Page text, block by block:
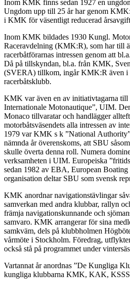
Inom KMK finns sedan 1927 en
Ungdom upp till 25 år har genom
i KMK för väsentligt reducerad
Inom KMK bildades 1930 Kungl.
Raceravdelning (KMK:R), som har till
racerbåtförarnas intressen genom att
Då på tillskyndan, bl.a. från KMK,
(SVERA) tillkom, ingår KMK:R även i
racerbåtsklubb.
KMK var även en av initiativtagarna till
Internationale Motonautique”, UIM.
Monaco tillvaratar och handlägger
motorbåtsväsendets alla intressen av
1979 var KMK s k ”National
nämnda år överenskoms, att SBU
skulle överta denna roll. Numera
verksamheten i UIM. Europeiska
sedan 1982 av EBA, European
organisation deltar SBU som svensk
KMK anordnar navigationstävlingar
samverkan med andra klubbar, rallyn
främja navigationskunnande och
samvaro. KMK arrangerar för sina
samkväm, dels på klubbholmen
vårmöte i Stockholm. Föredrag,
också stå på programmet under
Vartannat år anordnas ”De Kungliga
kungliga klubbarna KMK, KAK,